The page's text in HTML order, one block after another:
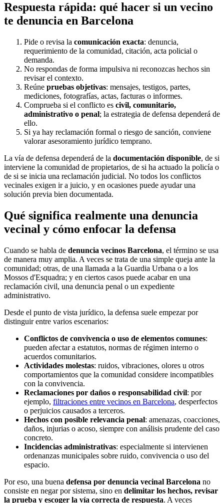
Respuesta rápida: qué hacer si un vecino
te denuncia en Barcelona
Pide o revisa la comunicación exacta: denuncia,
requerimiento de la comunidad, citación, acta policial o
demanda.
No respondas de forma impulsiva ni reconozcas hechos sin
revisar el contexto.
Reúne pruebas objetivas: mensajes, testigos, partes,
mediciones, fotografías, actas, facturas o informes.
Comprueba si el conflicto es civil, comunitario,
administrativo o penal; la estrategia de defensa dependerá de
ello.
Si ya hay reclamación formal o riesgo de sanción, conviene
valorar asesoramiento jurídico temprano.
La vía de defensa dependerá de la documentación disponible, de si
interviene la comunidad de propietarios, de si ha actuado la policía o
de si se inicia una reclamación judicial. No todos los conflictos
vecinales exigen ir a juicio, y en ocasiones puede ayudar una
solución previa bien documentada.
Qué significa realmente una denuncia
vecinal y cómo enfocar la defensa
Cuando se habla de denuncia vecinos Barcelona, el término se usa
de manera muy amplia. A veces se trata de una simple queja ante la
comunidad; otras, de una llamada a la Guardia Urbana o a los
Mossos d'Esquadra; y en ciertos casos puede acabar en una
reclamación civil, una denuncia penal o un expediente
administrativo.
Desde el punto de vista jurídico, la defensa suele empezar por
distinguir entre varios escenarios:
Conflictos de convivencia o uso de elementos comunes:
pueden afectar a estatutos, normas de régimen interno o
acuerdos comunitarios.
Actividades molestas: ruidos, vibraciones, olores u otros
comportamientos que la comunidad considere incompatibles
con la convivencia.
Reclamaciones por daños o responsabilidad civil: por
ejemplo, filtraciones entre vecinos en Barcelona, desperfectos
o perjuicios causados a terceros.
Hechos con posible relevancia penal: amenazas, coacciones,
daños, injurias o acoso, siempre con análisis prudente del caso
concreto.
Incidencias administrativas: especialmente si intervienen
ordenanzas municipales sobre ruido, convivencia o uso del
espacio.
Por eso, una buena defensa por denuncia vecinal Barcelona no
consiste en negar por sistema, sino en delimitar los hechos, revisar
la prueba y escoger la vía correcta de respuesta. A veces